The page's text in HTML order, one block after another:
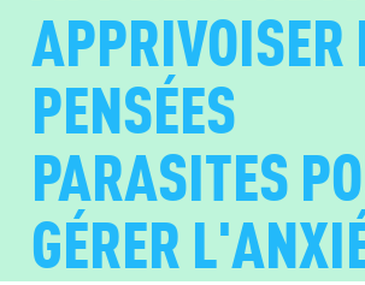
APPRIVOISER
PENSÉES
PARASITES
GÉRER